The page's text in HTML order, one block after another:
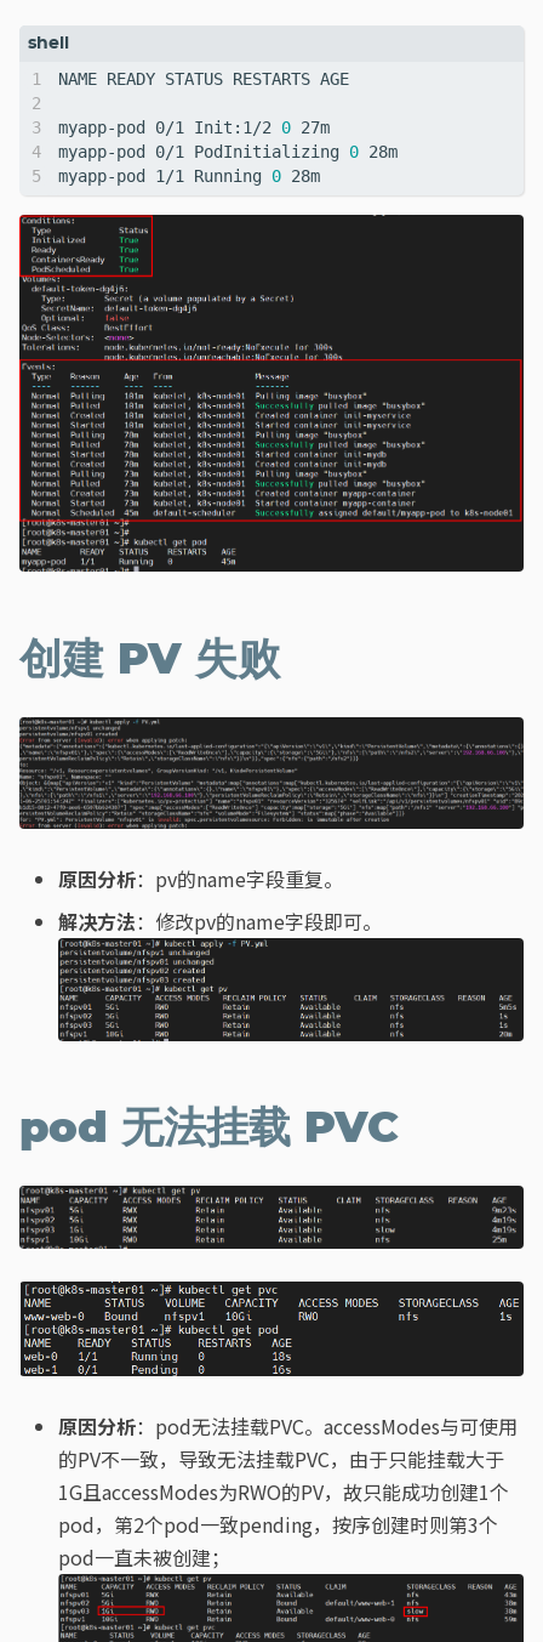
1
4
myapp-pod 0/1 Init:1/2 0
myapp-pod 0/1 PodInitializing 0
myapp-pod 1/1 Running 0
创建 PV 失败
原因分析：pv的name字段重复。
解决方法：修改pv的name字段即可。
pod 无法挂载 PVC
原因分析：pod无法挂载PVC。accessModes与可使用
的PV不一致，导致无法挂载PVC，由于只能挂载大于
1G且accessModes为RWO的PV，故只能成功创建1个
pod，第2个pod一致pending，按序创建时则第3个
pod一直未被创建；